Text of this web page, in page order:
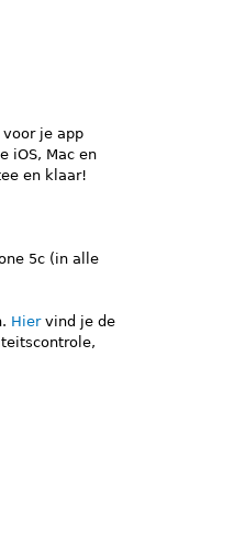
je app
iOS, Mac en
en klaar!
5c (in alle
Hier vind je de